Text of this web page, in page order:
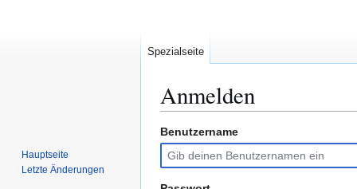
Anmelden
Zur
Navigation
springen
Zur
Suche
springen
Benutzername
Spezialseite
Hauptseite
Letzte Änderungen